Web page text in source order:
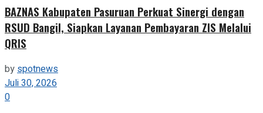
BAZNAS Kabupaten Pasuruan Perkuat Sinergi dengan
RSUD Bangil, Siapkan Layanan Pembayaran ZIS Melalui
QRIS
byspotnews
Juli 30, 2026
0